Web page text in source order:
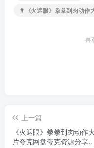
# 《火遮眼》拳拳到肉动作
喜
上一篇
《火遮眼》拳拳到肉动作大
片夸克网盘夸克资源分享蓝